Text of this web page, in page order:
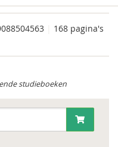
168 pagina's
studieboeken